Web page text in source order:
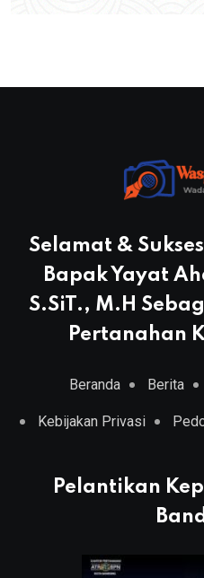
Selamat &
Bapak Yayat
S.SiT., M.H
Pertanahan
Beranda Berita
Kebijakan Privasi
Pelantikan